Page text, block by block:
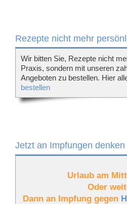
Rezepte nicht mehr
Wir bitten Sie, Rezepte nicht
Praxis, sondern mit unseren
Angeboten zu bestellen. Hier
bestellen
Jetzt an Impfungen denken
Urlaub am
Oder
Dann an Impfung gegen